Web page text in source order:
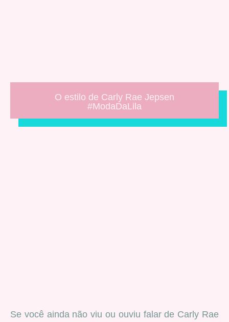
O estilo de Carly Rae Jepsen
#ModaDaLila
Se você ainda não viu ou ouviu falar de Carly Rae